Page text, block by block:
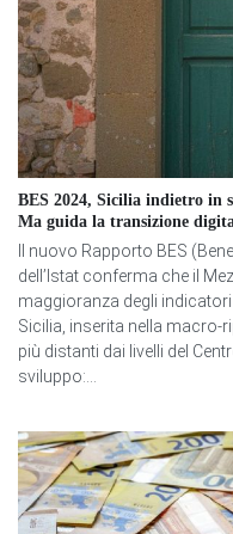
BES 2024, Sicilia indietro in
Ma guida la transizione
Il nuovo Rapporto BES
dell’Istat conferma che il
maggioranza degli
Sicilia, inserita nella macro-
più distanti dai livelli del
sviluppo:...